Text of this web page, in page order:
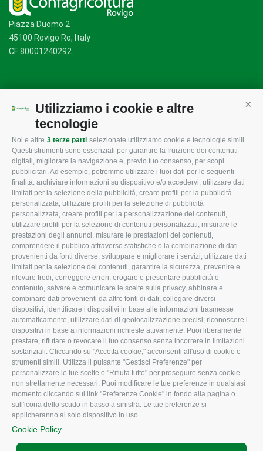
Utilizziamo i cookie e altre
tecnologie
Noi e altre 3 terze parti selezionate utilizziamo cookie e tecnologie simili.
Questi strumenti sono essenziali per garantire la fruizione dei contenuti
digitali, migliorare la navigazione e, previo tuo consenso, per scopi
pubblicitari. Ad esempio, potremmo utilizzare i tuoi dati per le seguenti
finalità: archiviare informazioni su dispositivo e/o accedervi, utilizzare dati
limitati per la selezione della pubblicità, creare profili per la pubblicità
personalizzata, utilizzare profili per la selezione di pubblicità
personalizzata, creare profili per la personalizzazione dei contenuti,
utilizzare profili per la selezione di contenuti personalizzati, misurare le
prestazioni degli annunci, misurare le prestazioni dei contenuti,
comprendere il pubblico attraverso statistiche o la combinazione di dati
provenienti da fonti diverse, sviluppare e migliorare i servizi, utilizzare dati
limitati per la selezione dei contenuti, garantire la sicurezza, prevenire e
rilevare frodi, correggere errori, erogare e presentare pubblicità e
contenuto, salvare e comunicare le scelte sulla privacy, abbinare e
combinare dati provenienti da altre fonti di dati, collegare diversi
dispositivi, identificare i dispositivi in base alle informazioni trasmesse
automaticamente, utilizzare dati di geolocalizzazione precisi, riconoscere i
dispositivi in base a informazioni richieste attivamente. Puoi liberamente
prestare, rifiutare o revocare il tuo consenso senza incorrere in limitazioni
sostanziali. Cliccando su "Accetta cookie," acconsenti all'uso di cookie e
strumenti simili. Utilizza il pulsante "Gestisci Preferenze" per
personalizzare le tue scelte o "Rifiuta tutto" per proseguire senza cookie
non strettamente necessari. Puoi modificare le tue preferenze in qualsiasi
momento cliccando sul link "Preferenze Cookie" in fondo alla pagina o
sull'icona dello scudo in basso a sinistra. Le tue preferenze si
applicheranno al solo dispositivo in uso.
Cookie Policy
Piazza Duomo 2
45100 Rovigo Ro, Italy
CF 80001240292
CONFAGRICOLTURA
ROVIGO
L'Associazione
Missione e Progetto
Organigramma aziendale
I Nostri Servizi
Uffici della Sede
provinciale
Le Sedi di Zona
Agricoltori S.r.l.
Whistleblowing
Confagricoltura Rovigo e
Agricoltori srl
CONFAGRICOLTURA
INFORMA
Tecnico
Fiscale
Lavoro
Ambiente
Associazione
CONFAGRICOLTURA
ATTIVA
Notizie in evidenza
Eventi
Comunicati Stampa
Video
Iscrizione Newsletter
Newsletter